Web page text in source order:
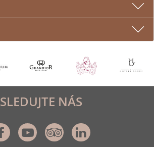
SLEDUJTE NÁS
FacebookYoutubeTripadvisor
Linkedin